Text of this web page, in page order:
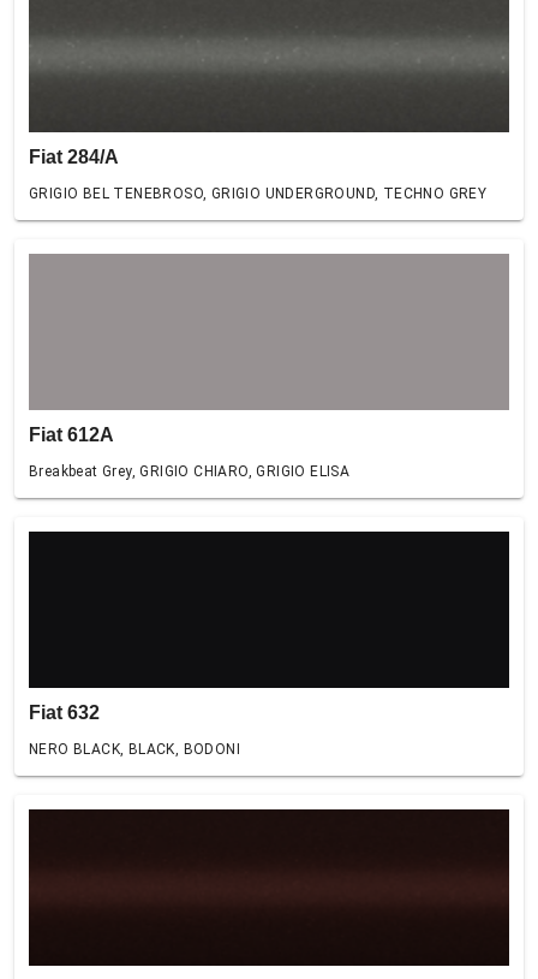
Fiat 284/A
GRIGIO BEL TENEBROSO, GRIGIO UNDERGROUND, TECHNO GREY
Fiat 612A
Breakbeat Grey, GRIGIO CHIARO, GRIGIO ELISA
Fiat 632
NERO BLACK, BLACK, BODONI